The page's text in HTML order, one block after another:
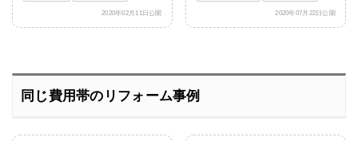
2020年02月11日公開 2020年07月22日公開
同じ費用帯のリフォーム事例